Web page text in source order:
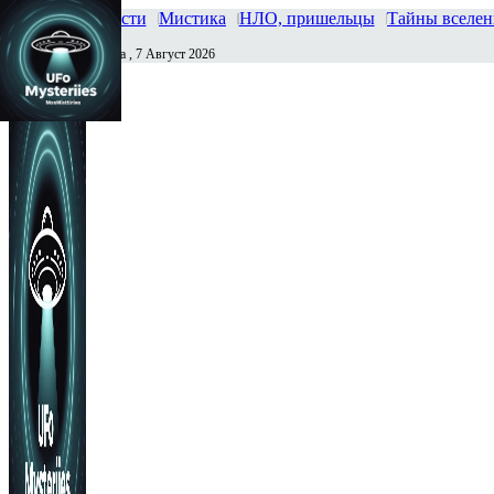
Главная Новости Мистика НЛО, пришельцы Тайны
Сегодня Пятница , 7 Август 2026